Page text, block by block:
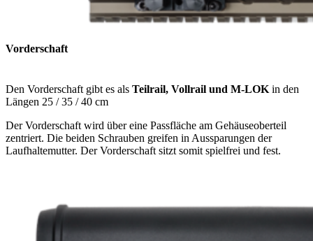
Vorderschaft
Den Vorderschaft gibt es als Teilrail, Vollrail und M-LOK in den
Längen 25 / 35 / 40 cm
Der Vorderschaft wird über eine Passfläche am Gehäuseoberteil
zentriert. Die beiden Schrauben greifen in Aussparungen der
Laufhaltemutter. Der Vorderschaft sitzt somit spielfrei und fest.